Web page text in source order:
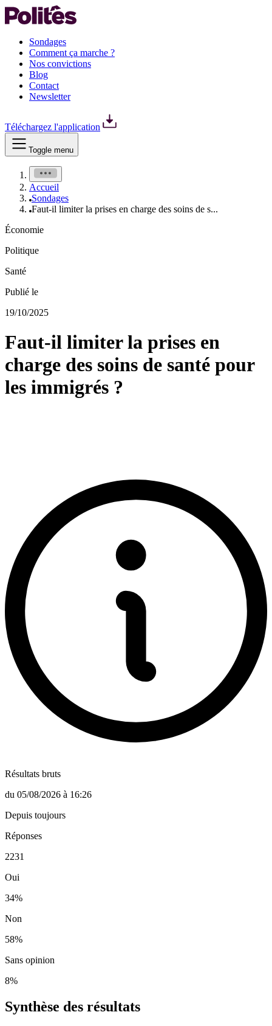
Sondages
Comment ça marche ?
Nos convictions
Blog
Contact
Newsletter
Téléchargez l'application
Toggle menu
Accueil
Sondages
Faut-il limiter la prises en charge des soins de s...
Économie
Politique
Santé
Publié le
19/10/2025
Faut-il limiter la prises en
charge des soins de santé pour
les immigrés ?
Résultats bruts
du 05/08/2026 à 16:26
Depuis toujours
Réponses
2231
Oui
34%
Non
58%
Sans opinion
8%
Synthèse des résultats